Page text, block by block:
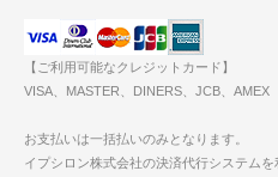
【ご利用可能なクレジットカード】
VISA、MASTER、DINERS、JCB、AMEX
お支払いは一括払いのみとなります。
イプシロン株式会社の決済代行システム